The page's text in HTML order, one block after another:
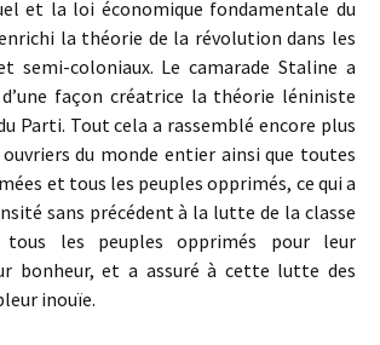
et la loi économique fondamentale du
la théorie de la révolution dans les
semi-coloniaux. Le camarade Staline a
façon créatrice la théorie léniniste
Parti. Tout cela a rassemblé encore plus
du monde entier ainsi que toutes
et tous les peuples opprimés, ce qui a
sans précédent à la lutte de la classe
les peuples opprimés pour leur
bonheur, et a assuré à cette lutte des
inouïe.